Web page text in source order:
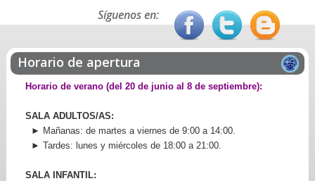
Síguenos en:
Horario de apertura
Horario de verano (del 20 de junio al 8 de septiembre):
SALA ADULTOS/AS:
► Mañanas: de martes a viernes de 9:00 a 14:00.
► Tardes: lunes y miércoles de 18:00 a 21:00.
SALA INFANTIL: